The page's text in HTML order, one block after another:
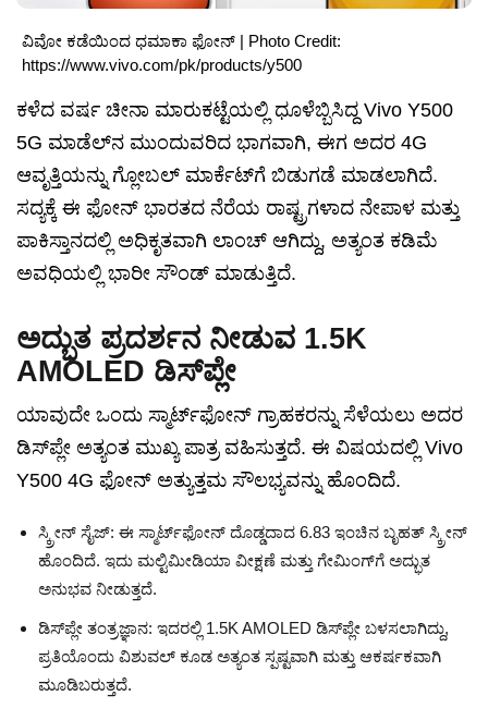
ವಿವೋ ಕಡೆಯಿಂದ ಧಮಾಕಾ ಫೋನ್ | Photo Credit:
https://www.vivo.com/pk/products/y500
ಕಳೆದ ವರ್ಷ ಚೀನಾ ಮಾರುಕಟ್ಟೆಯಲ್ಲಿ ಧೂಳೆಬ್ಬಿಸಿದ್ದ Vivo Y500
5G ಮಾಡೆಲ್‌ನ ಮುಂದುವರಿದ ಭಾಗವಾಗಿ, ಈಗ ಅದರ 4G
ಆವೃತ್ತಿಯನ್ನು ಗ್ಲೋಬಲ್ ಮಾರ್ಕೆಟ್‌ಗೆ ಬಿಡುಗಡೆ ಮಾಡಲಾಗಿದೆ.
ಸದ್ಯಕ್ಕೆ ಈ ಫೋನ್ ಭಾರತದ ನೆರೆಯ ರಾಷ್ಟ್ರಗಳಾದ ನೇಪಾಳ ಮತ್ತು
ಪಾಕಿಸ್ತಾನದಲ್ಲಿ ಅಧಿಕೃತವಾಗಿ ಲಾಂಚ್ ಆಗಿದ್ದು, ಅತ್ಯಂತ ಕಡಿಮೆ
ಅವಧಿಯಲ್ಲಿ ಭಾರೀ ಸೌಂಡ್ ಮಾಡುತ್ತಿದೆ.
ಅದ್ಭುತ ಪ್ರದರ್ಶನ ನೀಡುವ 1.5K
AMOLED ಡಿಸ್‌ಪ್ಲೇ
ಯಾವುದೇ ಒಂದು ಸ್ಮಾರ್ಟ್‌ಫೋನ್ ಗ್ರಾಹಕರನ್ನು ಸೆಳೆಯಲು ಅದರ
ಡಿಸ್‌ಪ್ಲೇ ಅತ್ಯಂತ ಮುಖ್ಯ ಪಾತ್ರ ವಹಿಸುತ್ತದೆ. ಈ ವಿಷಯದಲ್ಲಿ Vivo
Y500 4G ಫೋನ್ ಅತ್ಯುತ್ತಮ ಸೌಲಭ್ಯವನ್ನು ಹೊಂದಿದೆ.
ಸ್ಕ್ರೀನ್ ಸೈಜ್: ಈ ಸ್ಮಾರ್ಟ್‌ಫೋನ್ ದೊಡ್ಡದಾದ 6.83 ಇಂಚಿನ ಬೃಹತ್ ಸ್ಕ್ರೀನ್
ಹೊಂದಿದೆ. ಇದು ಮಲ್ಟಿಮೀಡಿಯಾ ವೀಕ್ಷಣೆ ಮತ್ತು ಗೇಮಿಂಗ್‌ಗೆ ಅದ್ಭುತ
ಅನುಭವ ನೀಡುತ್ತದೆ.
ಡಿಸ್‌ಪ್ಲೇ ತಂತ್ರಜ್ಞಾನ: ಇದರಲ್ಲಿ 1.5K AMOLED ಡಿಸ್‌ಪ್ಲೇ ಬಳಸಲಾಗಿದ್ದು,
ಪ್ರತಿಯೊಂದು ವಿಶುವಲ್ ಕೂಡ ಅತ್ಯಂತ ಸ್ಪಷ್ಟವಾಗಿ ಮತ್ತು ಆಕರ್ಷಕವಾಗಿ
ಮೂಡಿಬರುತ್ತದೆ.